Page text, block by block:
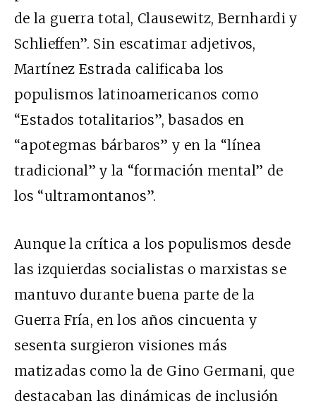
de la guerra total, Clausewitz, Bernhardi y
Schlieffen”. Sin escatimar adjetivos,
Martínez Estrada calificaba los
populismos latinoamericanos como
“Estados totalitarios”, basados en
“apotegmas bárbaros” y en la “línea
tradicional” y la “formación mental” de
los “ultramontanos”.
Aunque la crítica a los populismos desde
las izquierdas socialistas o marxistas se
mantuvo durante buena parte de la
Guerra Fría, en los años cincuenta y
sesenta surgieron visiones más
matizadas como la de Gino Germani, que
destacaban las dinámicas de inclusión